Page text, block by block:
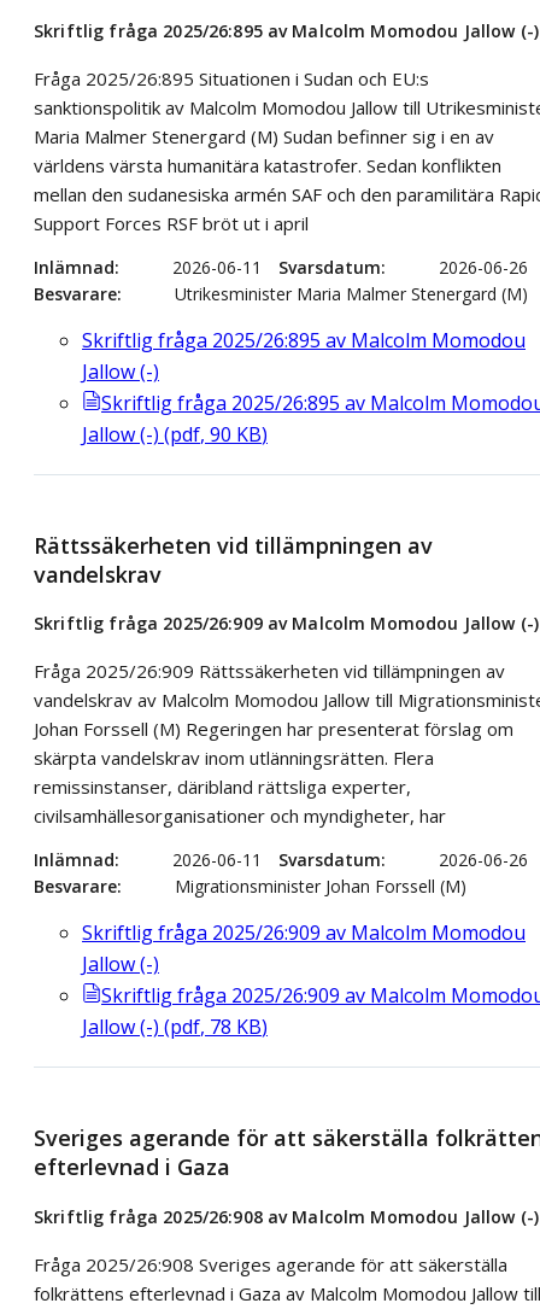
Skriftlig fråga 2025/26:895 av Malcolm Momodou Jallow (-)
Fråga 2025/26:895 Situationen i Sudan och EU:s
sanktionspolitik av Malcolm Momodou Jallow till
Maria Malmer Stenergard (M) Sudan befinner sig i en av
världens värsta humanitära katastrofer. Sedan konflikten
mellan den sudanesiska armén SAF och den paramilitära
Support Forces RSF bröt ut i april
Inlämnad 2026-06-11 Svarsdatum
2026-06-26
Besvarare
Utrikesminister Maria Malmer Stenergard (M)
Skriftlig fråga 2025/26:895 av Malcolm Momodou
Jallow (-)
Skriftlig fråga 2025/26:895 av Malcolm
Jallow (-) (pdf, 90 KB)
Rättssäkerheten vid tillämpningen av
vandelskrav
Skriftlig fråga 2025/26:909 av Malcolm Momodou Jallow (-)
Fråga 2025/26:909 Rättssäkerheten vid tillämpningen av
vandelskrav av Malcolm Momodou Jallow till
Johan Forssell (M) Regeringen har presenterat förslag om
skärpta vandelskrav inom utlänningsrätten. Flera
remissinstanser, däribland rättsliga experter,
civilsamhällesorganisationer och myndigheter, har
Inlämnad 2026-06-11 Svarsdatum
2026-06-26
Besvarare
Migrationsminister Johan Forssell (M)
Skriftlig fråga 2025/26:909 av Malcolm Momodou
Jallow (-)
Skriftlig fråga 2025/26:909 av Malcolm
Jallow (-) (pdf, 78 KB)
Sveriges agerande för att säkerställa
efterlevnad i Gaza
Skriftlig fråga 2025/26:908 av Malcolm Momodou Jallow (-)
Fråga 2025/26:908 Sveriges agerande för att säkerställa
folkrättens efterlevnad i Gaza av Malcolm Momodou Jallow till